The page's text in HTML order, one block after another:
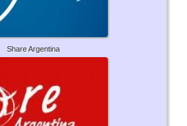
Share Argentina